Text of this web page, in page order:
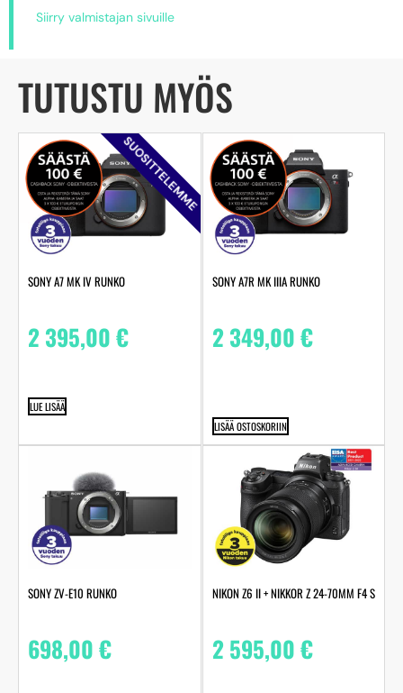
Siirry valmistajan sivuille
TUTUSTU MYÖS
SUOSITTELEMME
SONY A7 MK IV RUNKO
2 395,00€
LUE LISÄÄ
SONY A7R MK IIIA RUNKO
2 349,00€
LISÄÄ OSTOSKORIIN
SONY ZV-E10 RUNKO
698,00€
NIKON Z6 II + NIKKOR Z 24-70MM F4 S
2 595,00€